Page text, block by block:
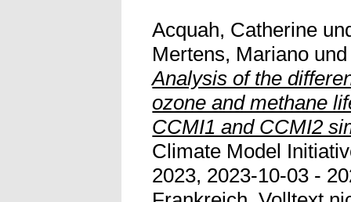
Acquah, Catherine
Mertens, Mariano
Analysis of the
ozone and methane
CCMI1 and CCMI2
Climate Model
2023, 2023-10-03 -